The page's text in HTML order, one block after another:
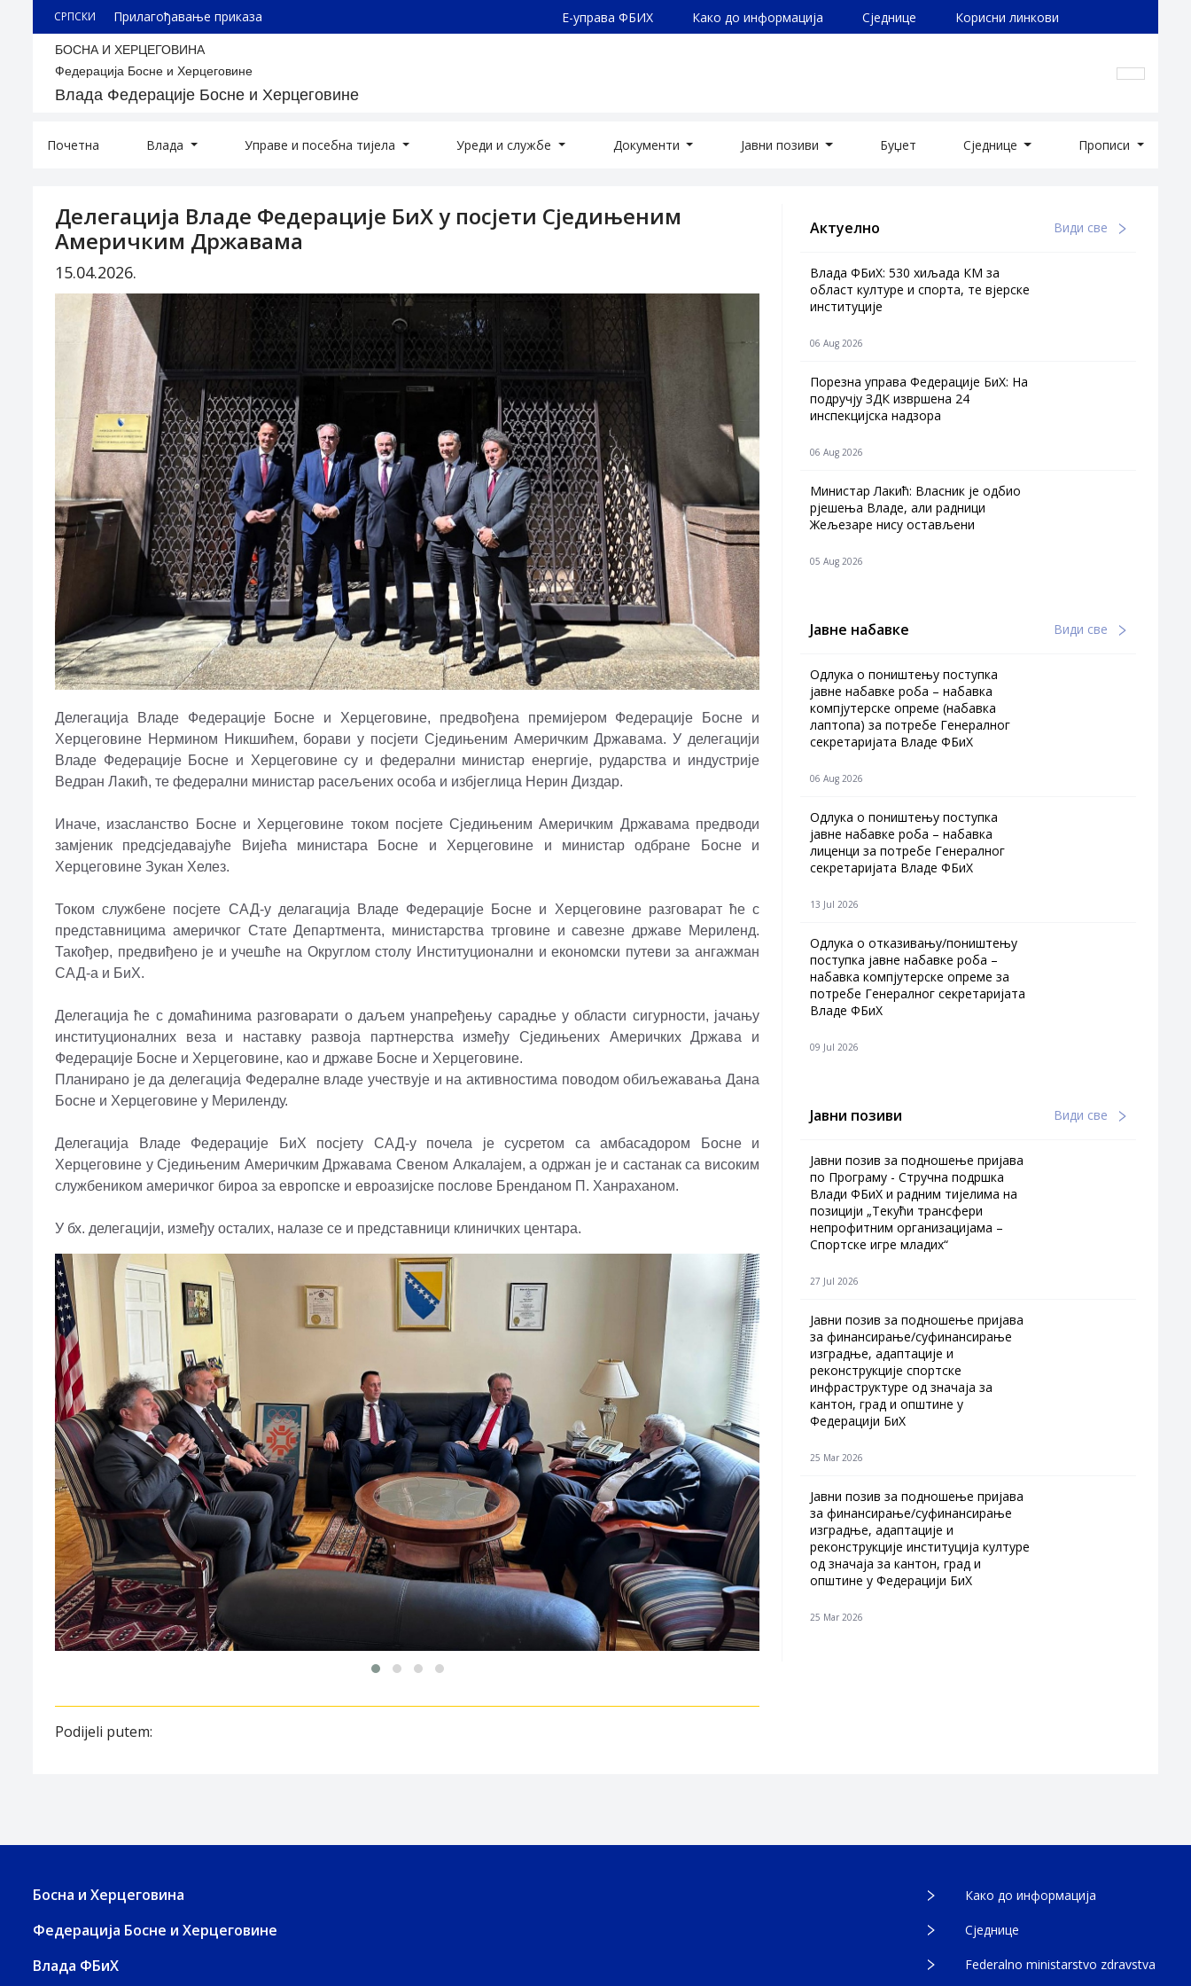
СРПСКИ Прилагођавање приказа Е-управа ФБИХ Како до информација Сједнице Корисни линкови
БОСНА И ХЕРЦЕГОВИНА
Федерација Босне и Херцеговине
Влада Федерације Босне и Херцеговине
Почетна Влада Управе и посебна тијела Уреди и службе Документи Јавни позиви Буџет Сједнице Прописи
Делегација Владе Федерације БиХ у посјети Сједињеним
Америчким Државама
15.04.2026.
Делегација Владе Федерације Босне и Херцеговине, предвођена премијером Федерације Босне и
Херцеговине Нермином Никшићем, борави у посјети Сједињеним Америчким Државама. У делегацији
Владе Федерације Босне и Херцеговине су и федерални министар енергије, рударства и индустрије
Ведран Лакић, те федерални министар расељених особа и избјеглица Нерин Диздар.
Иначе, изасланство Босне и Херцеговине током посјете Сједињеним Америчким Државама предводи
замјеник предсједавајуће Вијећа министара Босне и Херцеговине и министар одбране Босне и
Херцеговине Зукан Хелез.
Током службене посјете САД-у делагација Владе Федерације Босне и Херцеговине разговарат ће с
представницима америчког Стате Департмента, министарства трговине и савезне државе Мериленд.
Такођер, предвиђено је и учешће на Округлом столу Институционални и економски путеви за ангажман
САД-а и БиХ.
Делегација ће с домаћинима разговарати о даљем унапређењу сарадње у области сигурности, јачању
институционалних веза и наставку развоја партнерства између Сједињених Америчких Држава и
Федерације Босне и Херцеговине, као и државе Босне и Херцеговине.
Планирано је да делегација Федералне владе учествује и на активностима поводом обиљежавања Дана
Босне и Херцеговине у Мериленду.
Делегација Владе Федерације БиХ посјету САД-у почела је сусретом са амбасадором Босне и
Херцеговине у Сједињеним Америчким Државама Свеном Алкалајем, а одржан је и састанак са високим
службеником америчког бироа за европске и евроазијске послове Бренданом П. Ханраханом.
У бх. делегацији, између осталих, налазе се и представници клиничких центара.
Podijeli putem:
Актуелно Види све
Влада ФБиХ: 530 хиљада КМ за
област културе и спорта, те вјерске
институције
06 Aug 2026
Порезна управа Федерације БиХ: На
подручју ЗДК извршена 24
инспекцијска надзора
06 Aug 2026
Министар Лакић: Власник је одбио
рјешења Владе, али радници
Жељезаре нису остављени
05 Aug 2026
Јавне набавке Види све
Одлука о поништењу поступка
јавне набавке роба – набавка
компјутерске опреме (набавка
лаптопа) за потребе Генералног
секретаријата Владе ФБиХ
06 Aug 2026
Одлука о поништењу поступка
јавне набавке роба – набавка
лиценци за потребе Генералног
секретаријата Владе ФБиХ
13 Jul 2026
Одлука о отказивању/поништењу
поступка јавне набавке роба –
набавка компјутерске опреме за
потребе Генералног секретаријата
Владе ФБиХ
09 Jul 2026
Јавни позиви Види све
Јавни позив за подношење пријава
по Програму - Стручна подршка
Влади ФБиХ и радним тијелима на
позицији „Текући трансфери
непрофитним организацијама –
Спортске игре младих“
27 Jul 2026
Jавни позив за подношење пријава
за финансирање/суфинансирање
изградње, адаптације и
реконструкције спортске
инфраструктуре од значаја за
кантон, град и општине у
Федерацији БиХ
25 Mar 2026
Јавни позив за подношење пријава
за финансирање/суфинансирање
изградње, адаптације и
реконструкције институција културе
од значаја за кантон, град и
општине у Федерацији БиХ
25 Mar 2026
Босна и Херцеговина
Федерација Босне и Херцеговине
Влада ФБиХ
Како до информација
Сједнице
Federalno ministarstvo zdravstva